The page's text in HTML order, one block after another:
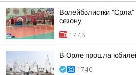
Волейболистки "Орла"
сезону
17:43
В Орле прошла
17:40